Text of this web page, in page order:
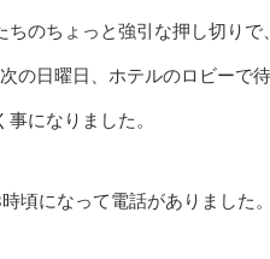
のちょっと強引な押し切りで、
の日曜日、ホテルのロビーで待
になりました。
頃になって電話がありました。